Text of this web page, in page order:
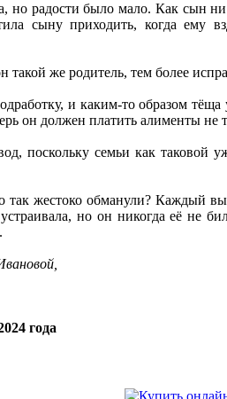
но радости было мало. Как сын
сыну приходить, когда ему
же родитель, тем более
и каким-то образом
он должен платить алименты
поскольку семьи как
так жестоко обманули? Каждый
но он никогда её
года